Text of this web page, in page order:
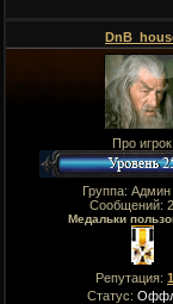
Про игрок
Группа: Админ
Сообщений:
Медальки
Репутация:
Статус: